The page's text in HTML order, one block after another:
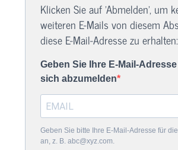
Klicken Sie auf 'Abmelden', um
weiteren E-Mails von diesem
diese E-Mail-Adresse zu erhalten:
Geben Sie Ihre E-Mail-
sich abzumelden
Geben Sie bitte Ihre E-Mail-Adresse für
an, z. B. abc@xyz.com.